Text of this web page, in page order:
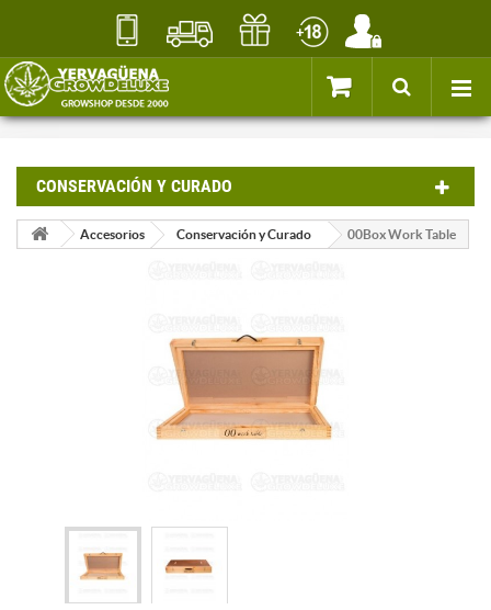
CONSERVACIÓN Y CURADO
Accesorios Conservación y Curado 00Box Work Table